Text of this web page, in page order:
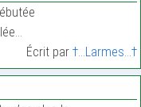
Écrit par †...Larmes...†